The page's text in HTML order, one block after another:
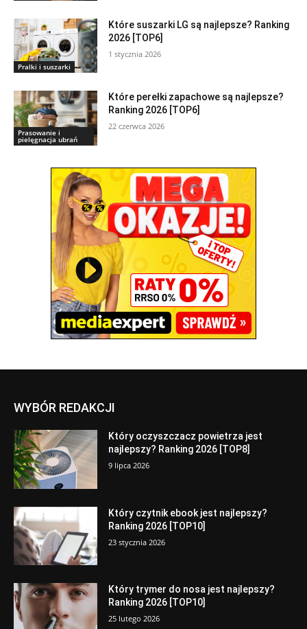
Pralki i suszarki
Które suszarki LG są najlepsze? Ranking
2026 [TOP6]
1 stycznia 2026
Prasowanie i
pielęgnacja ubrań
Które perełki zapachowe są najlepsze?
Ranking 2026 [TOP6]
22 czerwca 2026
WYBÓR REDAKCJI
Który oczyszczacz powietrza jest
najlepszy? Ranking 2026 [TOP8]
9 lipca 2026
Który czytnik ebook jest najlepszy?
Ranking 2026 [TOP10]
23 stycznia 2026
Który trymer do nosa jest najlepszy?
Ranking 2026 [TOP10]
25 lutego 2026